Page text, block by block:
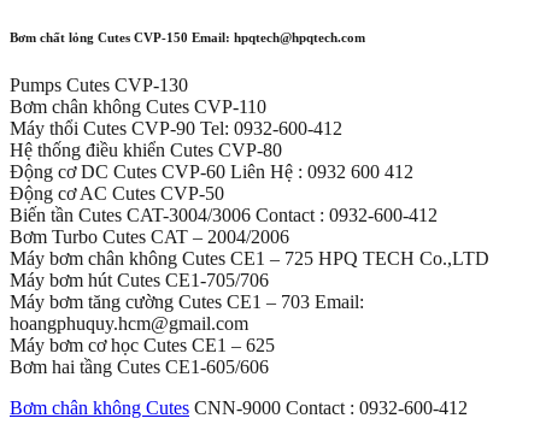
Bơm chất lỏng Cutes CVP-150 Email: hpqtech@hpqtech.com
Pumps Cutes CVP-130
Bơm chân không Cutes CVP-110
Máy thổi Cutes CVP-90 Tel: 0932-600-412
Hệ thống điều khiển Cutes CVP-80
Động cơ DC Cutes CVP-60 Liên Hệ : 0932 600 412
Động cơ AC Cutes CVP-50
Biến tần Cutes CAT-3004/3006 Contact : 0932-600-412
Bơm Turbo Cutes CAT – 2004/2006
Máy bơm chân không Cutes CE1 – 725 HPQ TECH Co.,LTD
Máy bơm hút Cutes CE1-705/706
Máy bơm tăng cường Cutes CE1 – 703 Email:
hoangphuquy.hcm@gmail.com
Máy bơm cơ học Cutes CE1 – 625
Bơm hai tầng Cutes CE1-605/606
Bơm chân không Cutes CNN-9000 Contact : 0932-600-412